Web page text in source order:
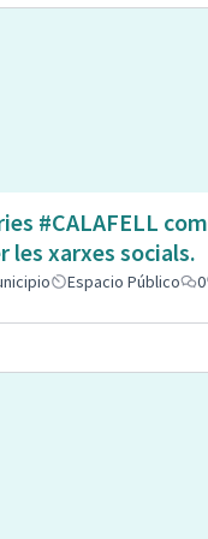
#CALAFELL com
les xarxes socials.
Espacio Público 0